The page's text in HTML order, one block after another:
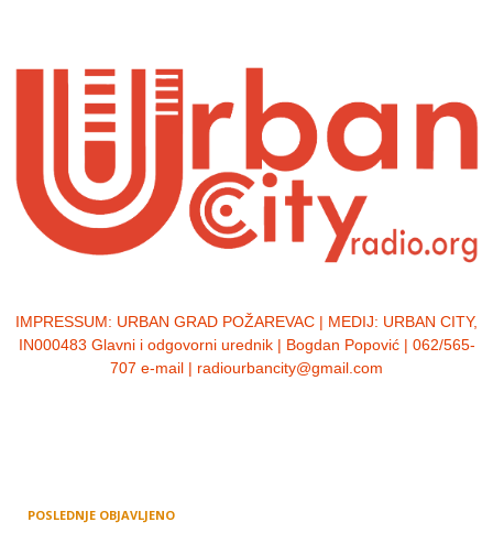
IMPRESSUM: URBAN GRAD POŽAREVAC | MEDIJ: URBAN CITY,
IN000483 Glavni i odgovorni urednik | Bogdan Popović | 062/565-
707 e-mail | radiourbancity@gmail.com
POSLEDNJE OBJAVLJENO